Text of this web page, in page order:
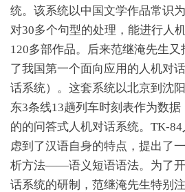
统。该系统以中国文学作品常识
对30多个句型的处理，能进行人
120多部作品。后来范继淹先生又
了我国第一个面向应用的人机对
话系统）。这套系统以北京到沈
东3条线13趟列车时刻表作为数据
的的问答式人机对话系统。TK-
虑到了汉语自身的特点，提出了
析方法——语义短语语法。为了
话系统的研制，范继淹先生特别